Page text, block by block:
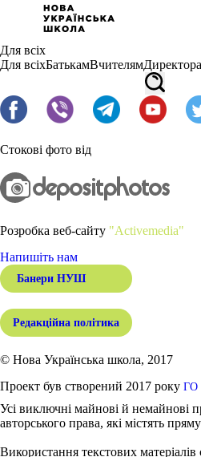
Для всіх
Для всіхБатькамВчителям
Стокові фото від
Розробка веб-сайту "Activemedia"
Напишіть нам
Банери НУШ
Редакційна політика
© Нова Українська школа, 2017
Проект був створений 2017 року ГО
Усі виключні майнові й немайнові
авторського права, які містять
Використання текстових